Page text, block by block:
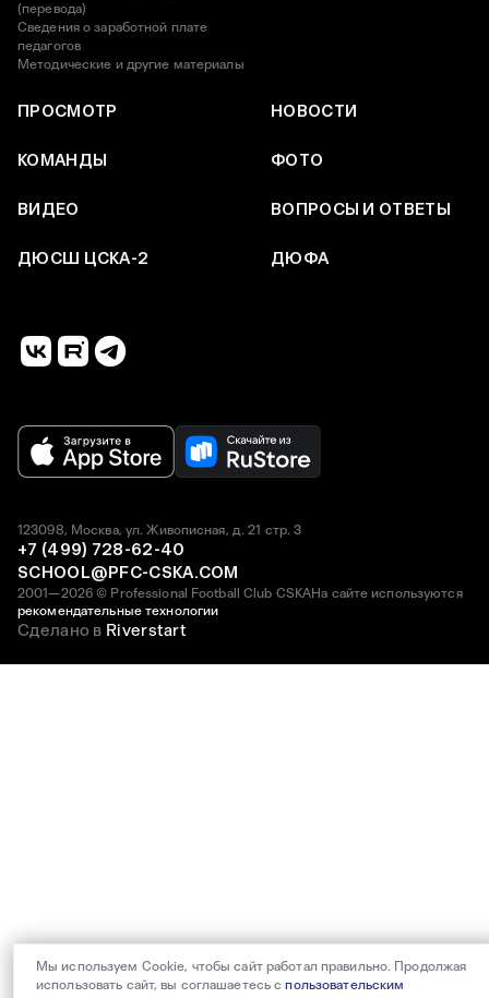
(перевода)
Сведения о заработной плате
педагогов
Методические и другие материалы
ПРОСМОТР НОВОСТИ
КОМАНДЫ ФОТО
ВИДЕО ВОПРОСЫ И ОТВЕТЫ
ДЮСШ ЦСКА-2 ДЮФА
2001—2026 © Professional Football Club CSKAНа сайте используются
рекомендательные технологии
123098, Москва, ул. Живописная, д. 21 стр. 3
+7 (499) 728-62-40
SCHOOL@PFC-CSKA.COM
Сделано в Riverstart
Мы используем Cookie, чтобы сайт работал правильно. Продолжая
использовать сайт, вы соглашаетесь спользовательским